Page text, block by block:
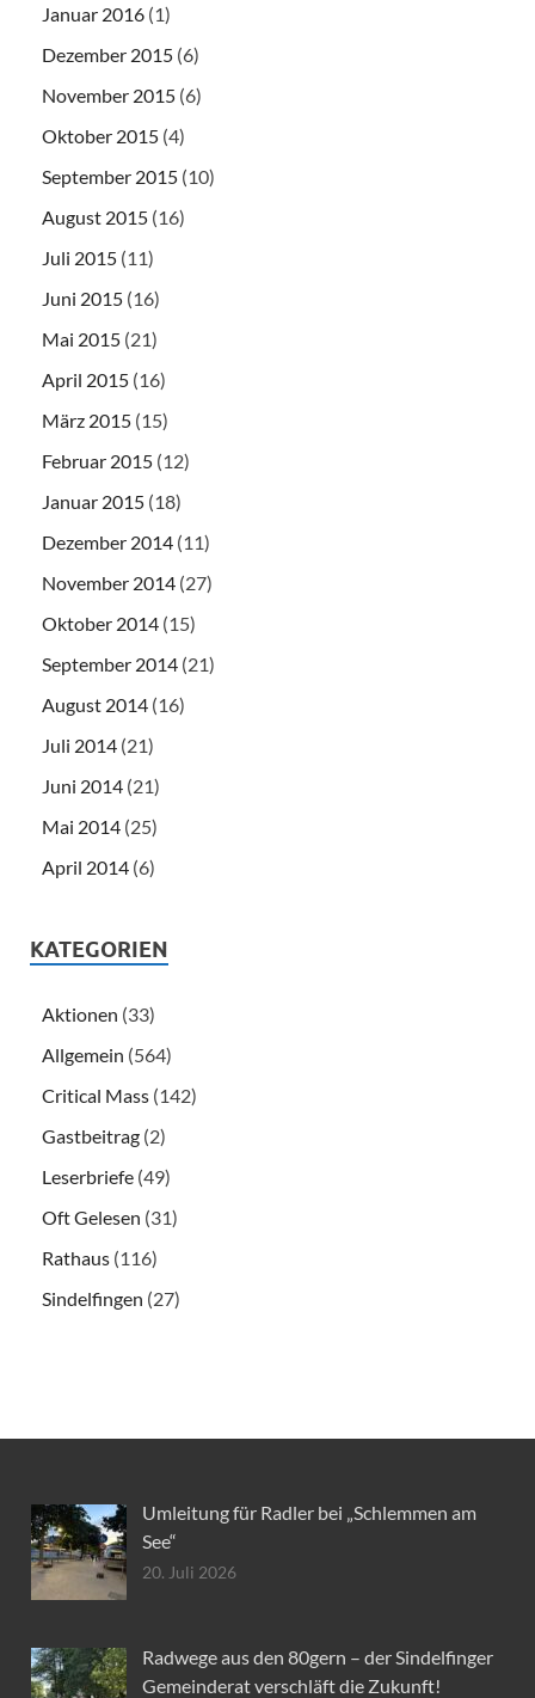
Januar 2016 (1)
Dezember 2015 (6)
November 2015 (6)
Oktober 2015 (4)
September 2015 (10)
August 2015 (16)
Juli 2015 (11)
Juni 2015 (16)
Mai 2015 (21)
April 2015 (16)
März 2015 (15)
Februar 2015 (12)
Januar 2015 (18)
Dezember 2014 (11)
November 2014 (27)
Oktober 2014 (15)
September 2014 (21)
August 2014 (16)
Juli 2014 (21)
Juni 2014 (21)
Mai 2014 (25)
April 2014 (6)
KATEGORIEN
Aktionen (33)
Allgemein (564)
Critical Mass (142)
Gastbeitrag (2)
Leserbriefe (49)
Oft Gelesen (31)
Rathaus (116)
Sindelfingen (27)
Umleitung für Radler bei „Schlemmen am
See“
20. Juli 2026
Radwege aus den 80gern – der Sindelfinger
Gemeinderat verschläft die Zukunft!